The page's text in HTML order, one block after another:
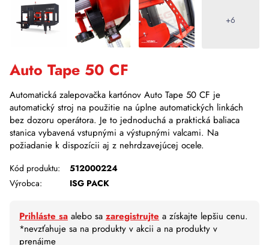
+6
Auto Tape 50 CF
Automatická zalepovačka kartónov Auto Tape 50 CF je
automatický stroj na použitie na úplne automatických linkách
bez dozoru operátora. Je to jednoduchá a praktická baliaca
stanica vybavená vstupnými a výstupnými valcami. Na
požiadanie k dispozícii aj z nehrdzavejúcej ocele.
Kód produktu:
512000224
Výrobca:
ISG PACK
Prihláste sa alebo sa zaregistrujte a získajte lepšiu cenu.
*nevzťahuje sa na produkty v akcii a na produkty v
prenájme